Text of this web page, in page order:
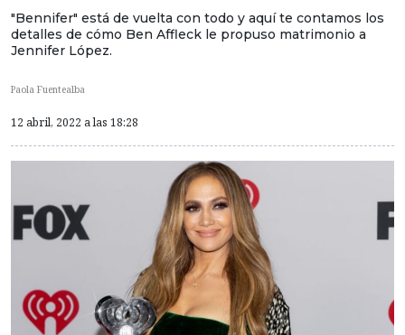
"Bennifer" está de vuelta con todo y aquí te contamos los
detalles de cómo Ben Affleck le propuso matrimonio a
Jennifer López.
Paola Fuentealba
12 abril, 2022 a las 18:28